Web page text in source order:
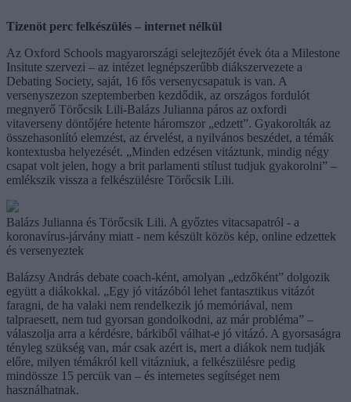
Tizenöt perc felkészülés – internet nélkül
Az Oxford Schools magyarországi selejtezőjét évek óta a Milestone
Insitute szervezi – az intézet legnépszerűbb diákszervezete a
Debating Society, saját, 16 fős versenycsapatuk is van. A
versenyszezon szeptemberben kezdődik, az országos fordulót
megnyerő Törőcsik Lili-Balázs Julianna páros az oxfordi
vitaverseny döntőjére hetente háromszor „edzett”. Gyakorolták az
összehasonlító elemzést, az érvelést, a nyilvános beszédet, a témák
kontextusba helyezését. „Minden edzésen vitáztunk, mindig négy
csapat volt jelen, hogy a brit parlamenti stílust tudjuk gyakorolni” –
emlékszik vissza a felkészülésre Törőcsik Lili.
Balázs Julianna és Törőcsik Lili. A győztes vitacsapatról - a
koronavírus-járvány miatt - nem készült közös kép, online edzettek
és versenyeztek
Balázsy András debate coach-ként, amolyan „edzőként” dolgozik
együtt a diákokkal. „Egy jó vitázóból lehet fantasztikus vitázót
faragni, de ha valaki nem rendelkezik jó memóriával, nem
talpraesett, nem tud gyorsan gondolkodni, az már probléma” –
válaszolja arra a kérdésre, bárkiből válhat-e jó vitázó. A gyorsaságra
tényleg szükség van, már csak azért is, mert a diákok nem tudják
előre, milyen témákról kell vitázniuk, a felkészülésre pedig
mindössze 15 percük van – és internetes segítséget nem
használhatnak.